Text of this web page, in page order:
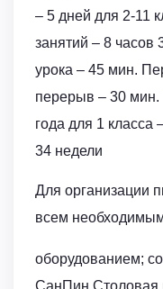
– 5 дней для 2-11
занятий – 8 часов
урока – 45 мин.
перерыв – 30 мин.
года для 1 класса
34 недели
Для организации
всем
оборудованием;
СанПин Столовая